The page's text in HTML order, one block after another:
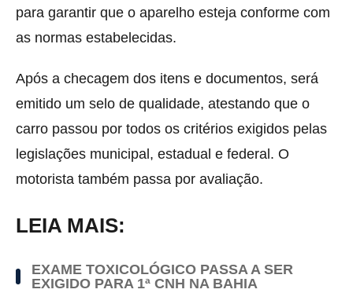
para garantir que o aparelho esteja conforme com
as normas estabelecidas.
Após a checagem dos itens e documentos, será
emitido um selo de qualidade, atestando que o
carro passou por todos os critérios exigidos pelas
legislações municipal, estadual e federal. O
motorista também passa por avaliação.
LEIA MAIS:
EXAME TOXICOLÓGICO PASSA A SER
EXIGIDO PARA 1ª CNH NA BAHIA